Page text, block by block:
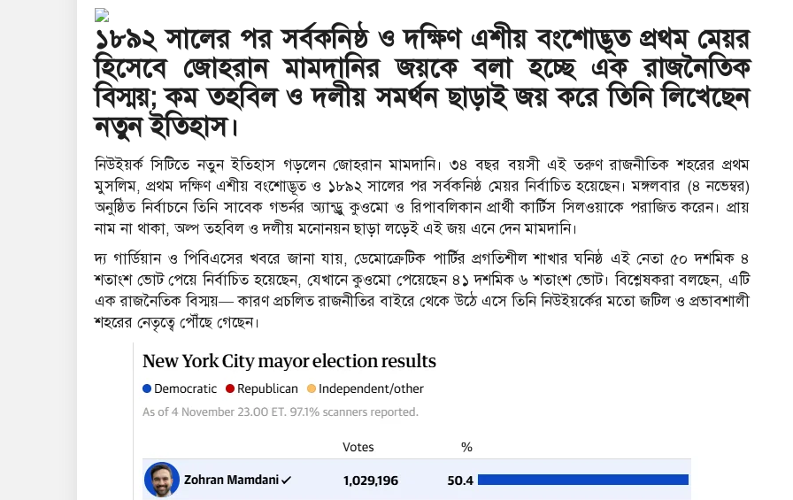
১৮৯২ সালের পর সর্বকনিষ্ঠ ও দক্ষিণ এশীয় বংশোদ্ভূত প্রথম মেয়র
হিসেবে জোহরান মামদানির জয়কে বলা হচ্ছে এক রাজনৈতিক
বিস্ময়; কম তহবিল ও দলীয় সমর্থন ছাড়াই জয় করে তিনি লিখেছেন
নতুন ইতিহাস।
নিউইয়র্ক সিটিতে নতুন ইতিহাস গড়লেন জোহরান মামদানি। ৩৪ বছর বয়সী এই তরুণ রাজনীতিক শহরের প্রথম
মুসলিম, প্রথম দক্ষিণ এশীয় বংশোদ্ভূত ও ১৮৯২ সালের পর সর্বকনিষ্ঠ মেয়র নির্বাচিত হয়েছেন। মঙ্গলবার (৪ নভেম্বর)
অনুষ্ঠিত নির্বাচনে তিনি সাবেক গভর্নর অ্যান্ড্রু কুওমো ও রিপাবলিকান প্রার্থী কার্টিস সিলওয়াকে পরাজিত করেন। প্রায়
নাম না থাকা, অল্প তহবিল ও দলীয় মনোনয়ন ছাড়া লড়েই এই জয় এনে দেন মামদানি।
দ্য গার্ডিয়ান ও পিবিএসের খবরে জানা যায়, ডেমোক্রেটিক পার্টির প্রগতিশীল শাখার ঘনিষ্ঠ এই নেতা ৫০ দশমিক ৪
শতাংশ ভোট পেয়ে নির্বাচিত হয়েছেন, যেখানে কুওমো পেয়েছেন ৪১ দশমিক ৬ শতাংশ ভোট। বিশ্লেষকরা বলছেন, এটি
এক রাজনৈতিক বিস্ময়— কারণ প্রচলিত রাজনীতির বাইরে থেকে উঠে এসে তিনি নিউইয়র্কের মতো জটিল ও প্রভাবশালী
শহরের নেতৃত্বে পৌঁছে গেছেন।